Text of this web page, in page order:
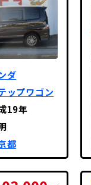
ダ
ップワゴン
19年
都